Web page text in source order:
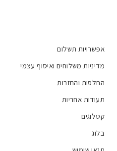
אפשרויות תשלום
מדיניות משלוחים ואיסוף עצמי
החלפות והחזרות
תעודות אחריות
קטלוגים
בלוג